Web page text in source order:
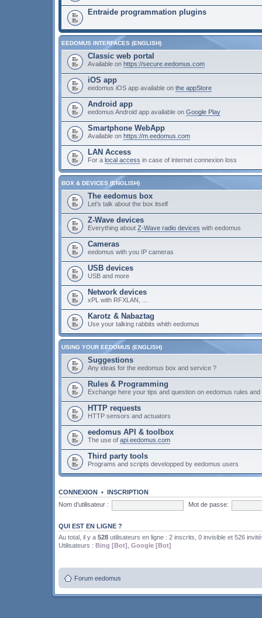
Entraide programmation plugins
EEDOMUS INTERFACES (ENGLISH)
Classic web portal
Available on https://secure.eedomus.com
iOS app
eedomus iOS app available on the appStore
Android app
eedomus Android app available on Google Play
Smartphone WebApp
Available on https://m.eedomus.com
LAN Access
For a local access in case of internet connexion loss
BOX & DEVICES (ENGLISH)
The eedomus box
Let's talk about the box itself
Z-Wave devices
Everything about Z-Wave radio devices with eedomus
Cameras
eedomus with you IP cameras
USB devices
USB and more
Network devices
xPL with RFXLAN, ...
Karotz & Nabaztag
Use your talking rabbits whith eedomus
USING YOUR EEDOMUS (ENGLISH)
Suggestions
Any ideas for the eedomus box and service ?
Rules & Programming
Exchange here your tips and question on eedomus rules and
HTTP requests
HTTP sensors and actuators
eedomus API & toolbox
The use of api.eedomus.com
Third party tools
Programs and scripts developped by eedomus users
CONNEXION • INSCRIPTION
Nom d’utilisateur :
Mot de passe:
QUI EST EN LIGNE ?
Au total, il y a 528 utilisateurs en ligne : 2 inscrits, 0 invisible et 526
Utilisateurs : Bing [Bot] Google [Bot]
Forum eedomus